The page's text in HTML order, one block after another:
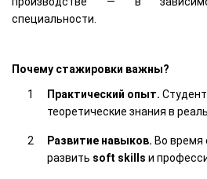
специальности.
Почему стажировки важны?
Практический опыт.
теоретические знания в
Развитие навыков. Во
развить soft skills и